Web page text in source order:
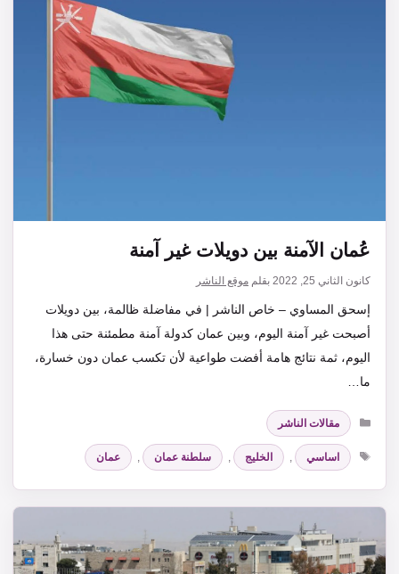
عُمان الآمنة بين دويلات غير آمنة
كانون الثاني 25, 2022 بقلم موقع الناشر
إسحق المساوي – خاص الناشر | في مفاضلة ظالمة، بين دويلات
أصبحت غير آمنة اليوم، وبين عمان كدولة آمنة مطمئنة حتى هذا
اليوم، ثمة نتائج هامة أفضت طواعية لأن تكسب عمان دون خسارة،
ما…
التصنيفات
مقالات الناشر
الوسوم
اساسي , الخليج , سلطنة عمان , عمان